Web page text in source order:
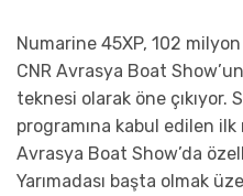
Numarine 45XP, 102
CNR Avrasya Boat
teknesi olarak öne
programına kabul edilen ilk
Avrasya Boat Show’da
Yarımadası başta olmak